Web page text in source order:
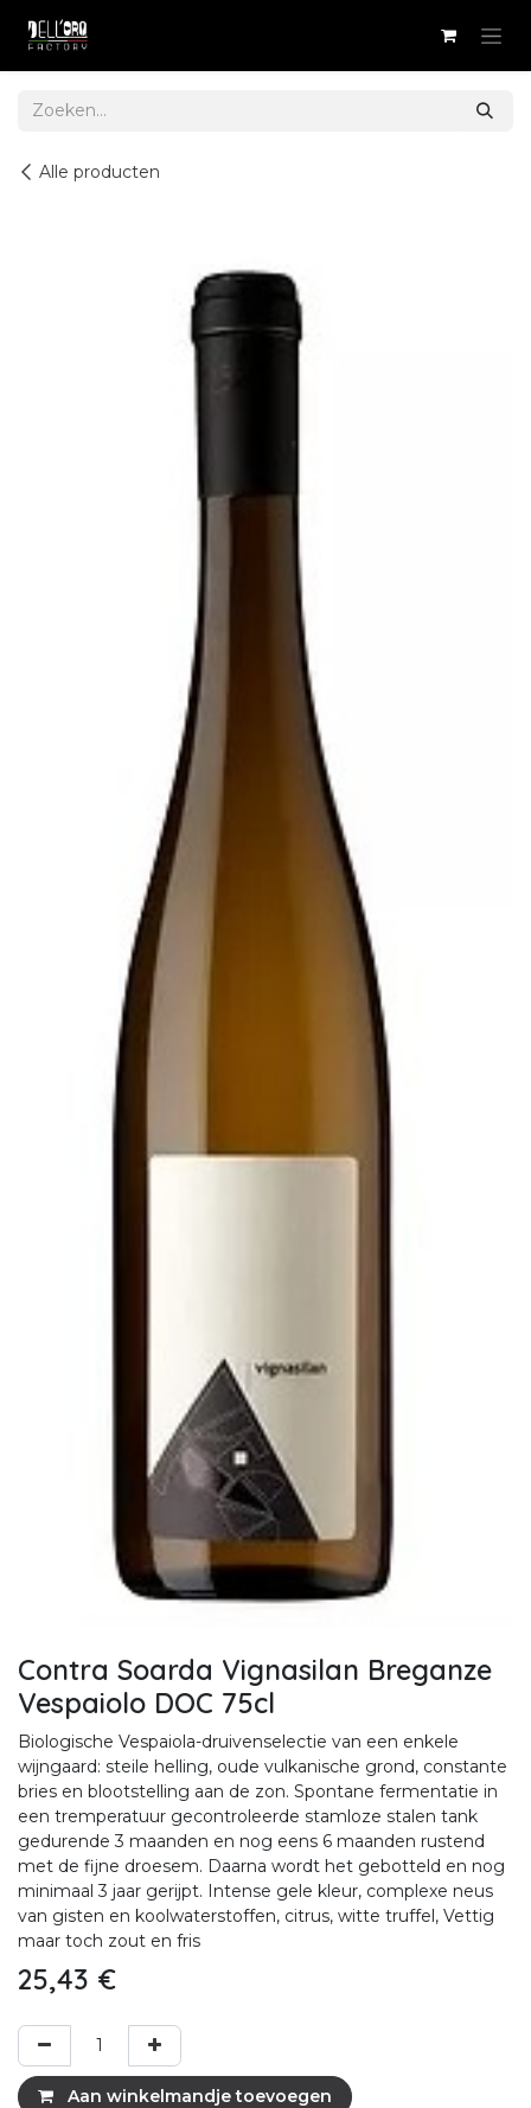
Alle producten
Contra Soarda Vignasilan Breganze
Vespaiolo DOC 75cl
Biologische Vespaiola-druivenselectie van een enkele
wijngaard: steile helling, oude vulkanische grond, constante
bries en blootstelling aan de zon. Spontane fermentatie in
een tremperatuur gecontroleerde stamloze stalen tank
gedurende 3 maanden en nog eens 6 maanden rustend
met de fijne droesem. Daarna wordt het gebotteld en nog
minimaal 3 jaar gerijpt. Intense gele kleur, complexe neus
van gisten en koolwaterstoffen, citrus, witte truffel, Vettig
maar toch zout en fris
25,43 €
Aan winkelmandje toevoegen